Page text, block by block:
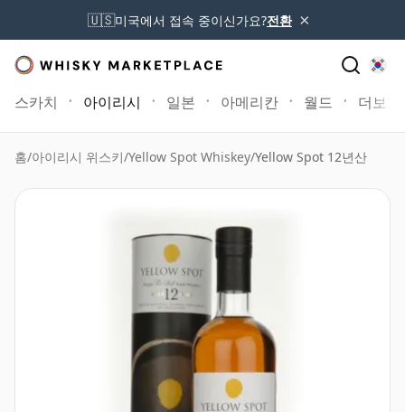
🇺🇸미국에서 접속 중이신가요?전환 ×
스카치 아이리시 일본 아메리칸 월드 더보기
홈/아이리시 위스키/Yellow Spot Whiskey/Yellow Spot 12년산